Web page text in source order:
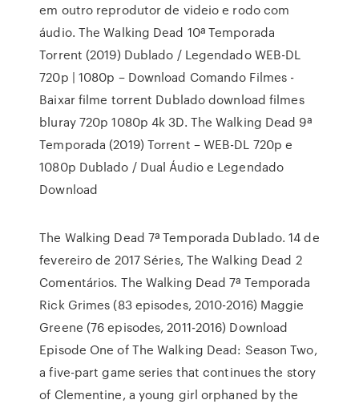
em outro reprodutor de videio e rodo com
áudio. The Walking Dead 10ª Temporada
Torrent (2019) Dublado / Legendado WEB-DL
720p | 1080p – Download Comando Filmes -
Baixar filme torrent Dublado download filmes
bluray 720p 1080p 4k 3D. The Walking Dead 9ª
Temporada (2019) Torrent – WEB-DL 720p e
1080p Dublado / Dual Áudio e Legendado
Download
The Walking Dead 7ª Temporada Dublado. 14 de
fevereiro de 2017 Séries, The Walking Dead 2
Comentários. The Walking Dead 7ª Temporada
Rick Grimes (83 episodes, 2010-2016) Maggie
Greene (76 episodes, 2011-2016) Download
Episode One of The Walking Dead: Season Two,
a five-part game series that continues the story
of Clementine, a young girl orphaned by the